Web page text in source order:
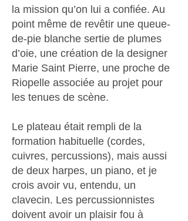
la mission qu’on lui a confiée. Au
point même de revêtir une queue-
de-pie blanche sertie de plumes
d’oie, une création de la designer
Marie Saint Pierre, une proche de
Riopelle associée au projet pour
les tenues de scène.
Le plateau était rempli de la
formation habituelle (cordes,
cuivres, percussions), mais aussi
de deux harpes, un piano, et je
crois avoir vu, entendu, un
clavecin. Les percussionnistes
doivent avoir un plaisir fou à